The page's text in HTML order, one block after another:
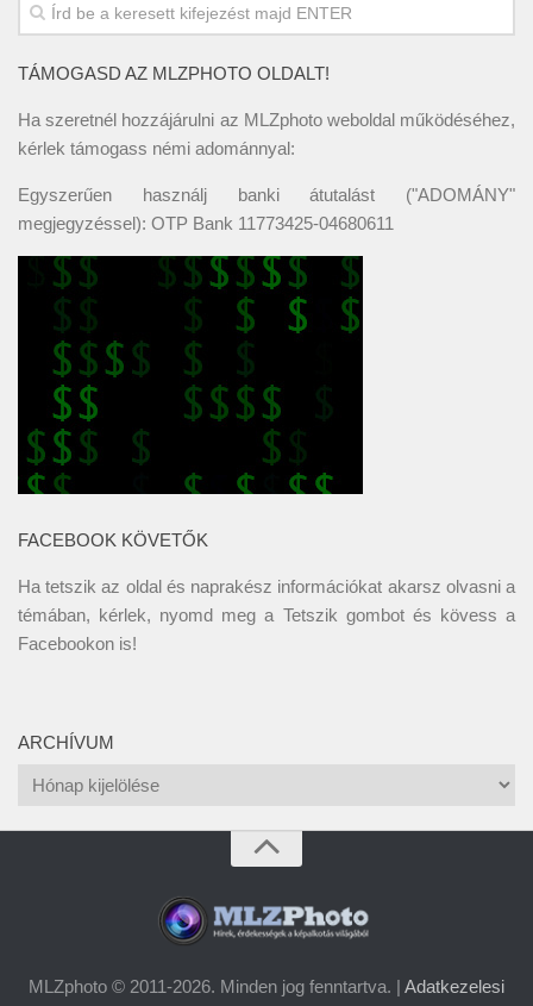
TÁMOGASD AZ MLZPHOTO OLDALT!
Ha szeretnél hozzájárulni az MLZphoto weboldal működéséhez,
kérlek támogass némi adománnyal:
Egyszerűen használj banki átutalást ("ADOMÁNY"
megjegyzéssel): OTP Bank 11773425-04680611
FACEBOOK KÖVETŐK
Ha tetszik az oldal és naprakész információkat akarsz olvasni a
témában, kérlek, nyomd meg a Tetszik gombot és kövess a
Facebookon is!
ARCHÍVUM
Archívum
MLZphoto © 2011-2026. Minden jog fenntartva. | Adatkezelesi